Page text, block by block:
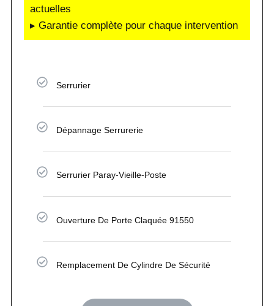
actuelles
▸ Garantie complète pour chaque intervention
Serrurier
Dépannage Serrurerie
Serrurier Paray-Vieille-Poste
Ouverture De Porte Claquée 91550
Remplacement De Cylindre De Sécurité